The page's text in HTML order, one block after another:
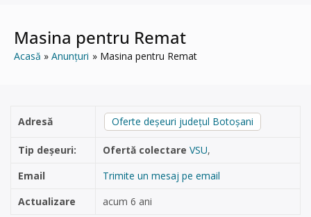
Masina pentru Remat
Acasă Anunțuri Masina pentru Remat
Adresă Oferte deșeuri județul Botoșani
Tip deșeuri: Ofertă colectare VSU,
Email
Trimite un mesaj pe email
Actualizare
acum 6 ani